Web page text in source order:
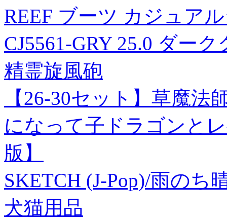
REEF ブーツ カジュア
CJ5561-GRY 25.0 ダー
精霊旋風砲
【26-30セット】草魔
になって子ドラゴンと
版】
SKETCH (J-Pop)/雨のち
犬猫用品